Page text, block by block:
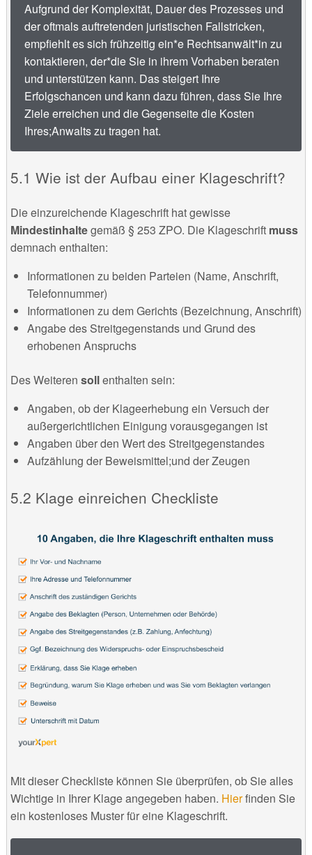
Aufgrund der Komplexität, Dauer des Prozesses und
der oftmals auftretenden juristischen Fallstricken,
empfiehlt es sich frühzeitig ein*e Rechtsanwält*in zu
kontaktieren, der*die Sie in ihrem Vorhaben beraten
und unterstützen kann. Das steigert Ihre
Erfolgschancen und kann dazu führen, dass Sie Ihre
Ziele erreichen und die Gegenseite die Kosten
Ihres;Anwalts zu tragen hat.
Wie ist der Aufbau einer Klageschrift?
Die einzureichende Klageschrift hat gewisse
Mindestinhaltegemäß § 253 ZPO. Die Klageschrift muss
demnach enthalten:
Informationen zu beiden Parteien (Name, Anschrift,
Telefonnummer)
Informationen zu dem Gerichts (Bezeichnung, Anschrift)
Angabe des Streitgegenstands und Grund des
erhobenen Anspruchs
Des Weiteren sollenthalten sein:
Angaben, ob der Klageerhebung ein Versuch der
außergerichtlichen Einigung vorausgegangen ist
Angaben über den Wert des Streitgegenstandes
Aufzählung der Beweismittel;und der Zeugen
Klage einreichen Checkliste
Mit dieser Checkliste können Sie überprüfen, ob Sie alles
Wichtige in Ihrer Klage angegeben haben. Hierfinden Sie
ein kostenloses Muster für eine Klageschrift.